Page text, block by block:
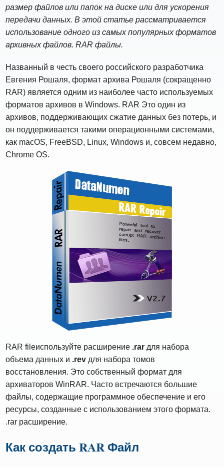
размер файлов или папок на диске или для ускорения
передачи данных. В этой статье рассматривается
использование одного из самых популярных форматов
архивных файлов. RAR файлы.
Названный в честь своего российского разработчика
Евгения Рошаля, формат архива Рошаля (сокращенно
RAR) является одним из наиболее часто используемых
форматов архивов в Windows. RAR Это один из
архивов, поддерживающих сжатие данных без потерь, и
он поддерживается такими операционными системами,
как macOS, FreeBSD, Linux, Windows и, совсем недавно,
Chrome OS.
RAR fileиспользуйте расширение .rarдля набора
объема данных и .revдля набора томов
восстановления. Это собственный формат для
архиваторов WinRAR. Часто встречаются большие
файлы, содержащие программное обеспечение и его
ресурсы, созданные с использованием этого формата.
.rar расширение.
Как создать RAR Файл